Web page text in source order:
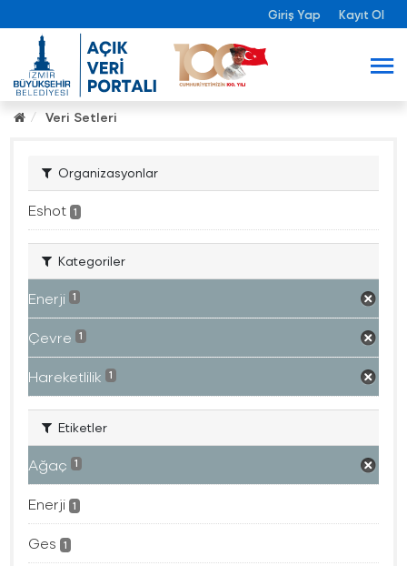
Giriş Yap Kayıt Ol
Veri Setleri
Organizasyonlar
Eshot 1
Kategoriler
Enerji 1
Çevre 1
Hareketlilik 1
Etiketler
Ağaç 1
Enerji 1
Ges 1